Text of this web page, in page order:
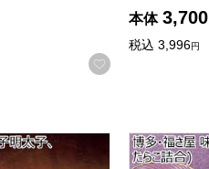
る
お気に入りに登
本体 3,700
税込 3,996円
・お中元】[MMAR-400]
子明太子、さつま揚げセッ
博多・福さ